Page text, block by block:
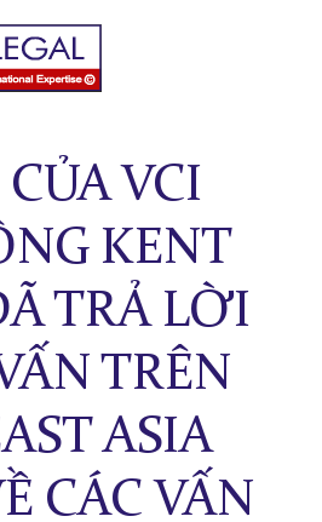
VCI
KENT
TRẢ LỜI
TRÊN
ASIA
CÁC VẤN